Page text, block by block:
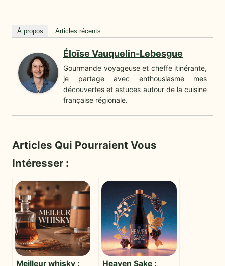
À propos Articles récents
Éloïse Vauquelin-Lebesgue
Gourmande voyageuse et cheffe itinérante,
je partage avec enthousiasme mes
découvertes et astuces autour de la cuisine
française régionale.
Articles Qui Pourraient Vous
Intéresser :
Meilleur whisky :
Heaven Sake :